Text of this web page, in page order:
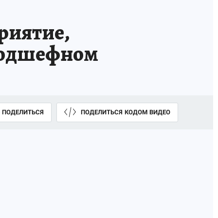
ПОДЕЛИТЬСЯ ПОДЕЛИТЬСЯ КОДОМ ВИДЕО